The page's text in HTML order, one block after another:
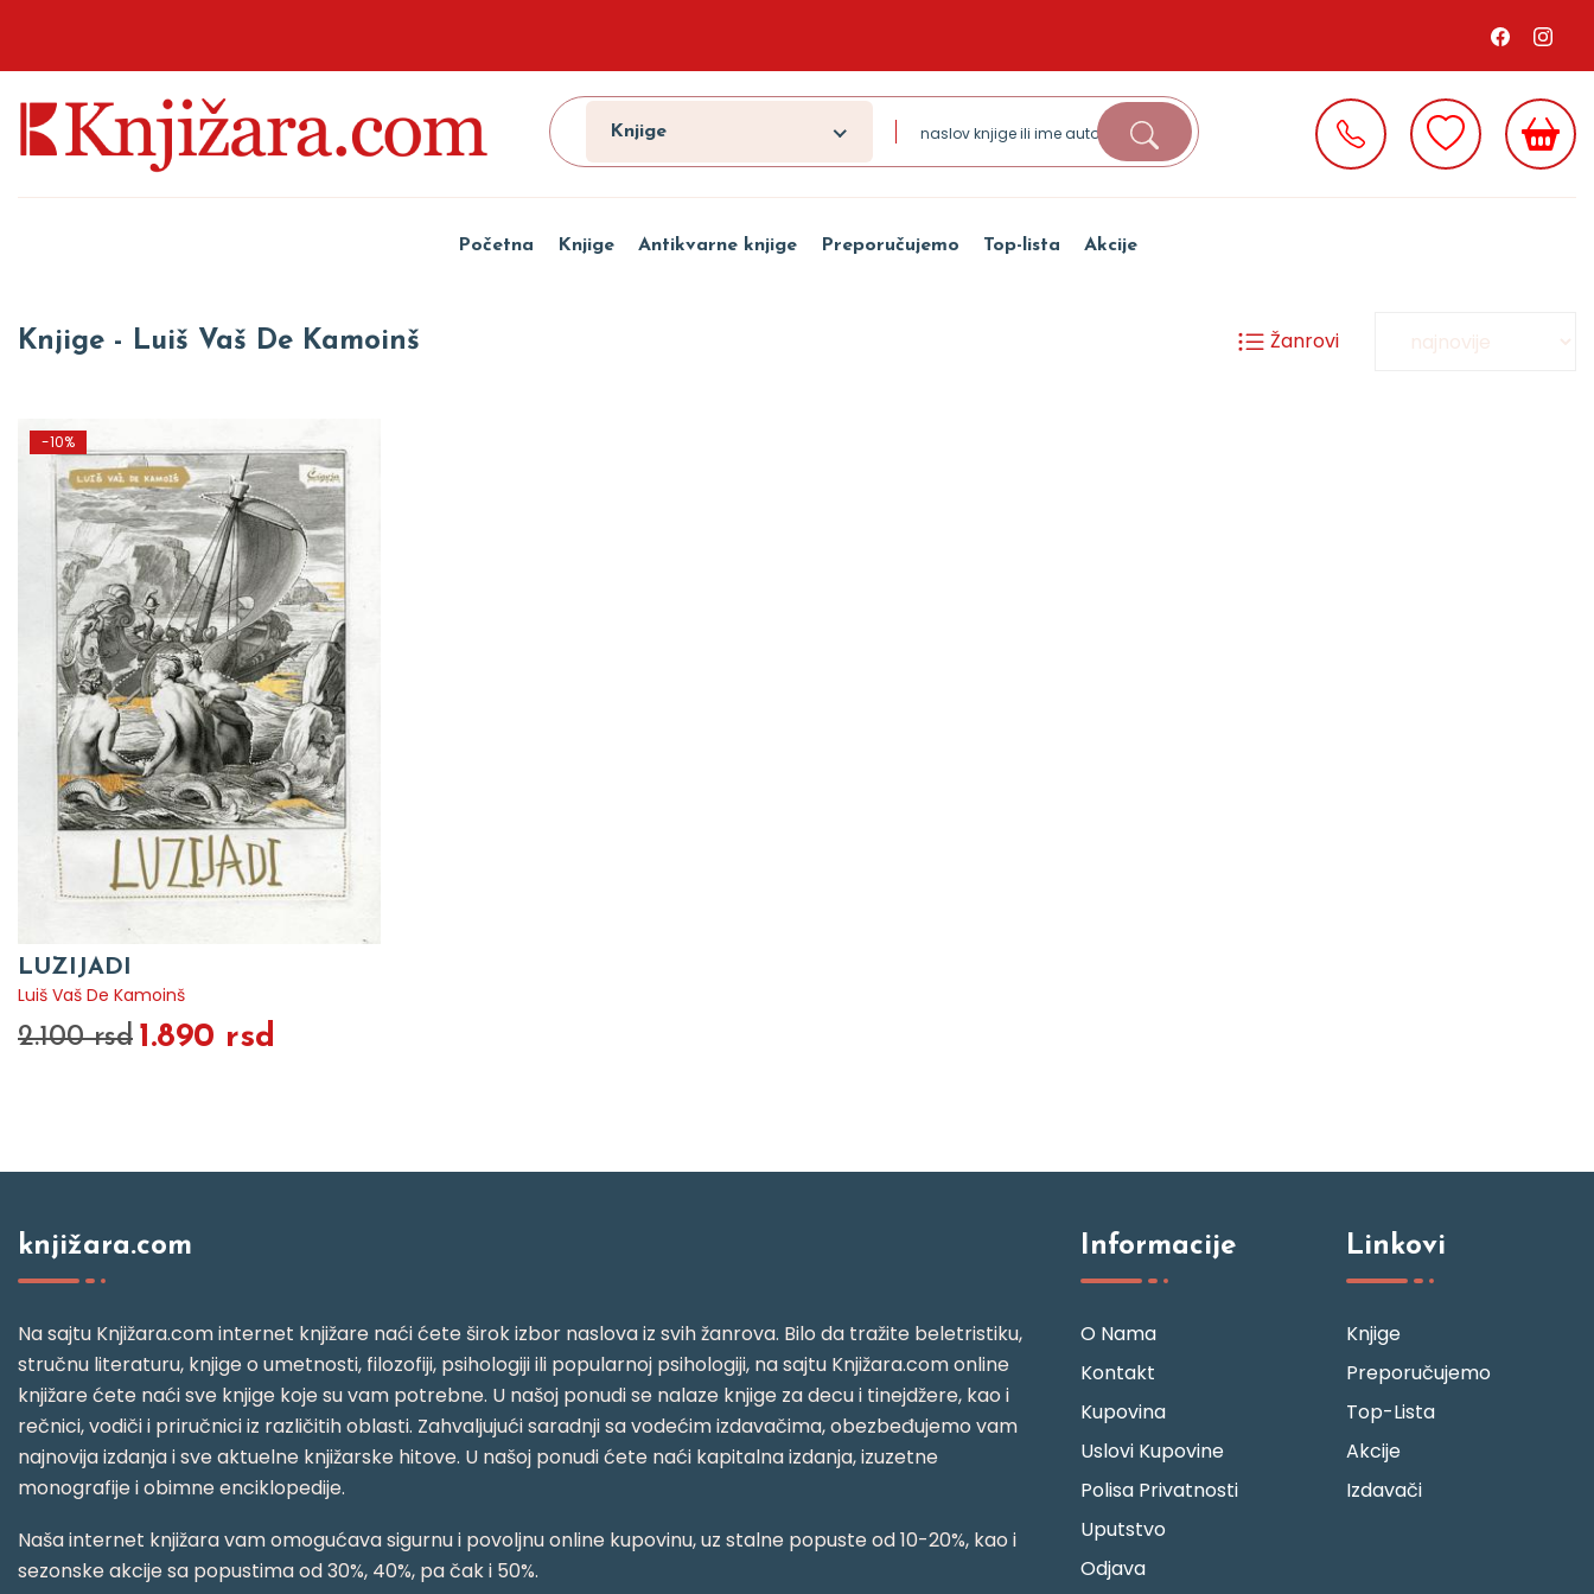
Knjige
Početna Knjige Antikvarne knjige Preporučujemo Top-lista Akcije
Knjige - Luiš Vaš De Kamoinš Žanrovi
-10%
LUZIJADI
Luiš Vaš De Kamoinš
2.100 rsd 1.890 rsd
knjižara.com
Na sajtu Knjižara.com internet knjižare naći ćete širok izbor naslova iz svih žanrova. Bilo da tražite beletristiku,
stručnu literaturu, knjige o umetnosti, filozofiji, psihologiji ili popularnoj psihologiji, na sajtu Knjižara.com online
knjižare ćete naći sve knjige koje su vam potrebne. U našoj ponudi se nalaze knjige za decu i tinejdžere, kao i
rečnici, vodiči i priručnici iz različitih oblasti. Zahvaljujući saradnji sa vodećim izdavačima, obezbeđujemo vam
najnovija izdanja i sve aktuelne knjižarske hitove. U našoj ponudi ćete naći kapitalna izdanja, izuzetne
monografije i obimne enciklopedije.
Naša internet knjižara vam omogućava sigurnu i povoljnu online kupovinu, uz stalne popuste od 10-20%, kao i
sezonske akcije sa popustima od 30%, 40%, pa čak i 50%.
Informacije
O Nama
Kontakt
Kupovina
Uslovi Kupovine
Polisa Privatnosti
Uputstvo
Odjava
Linkovi
Knjige
Preporučujemo
Top-Lista
Akcije
Izdavači